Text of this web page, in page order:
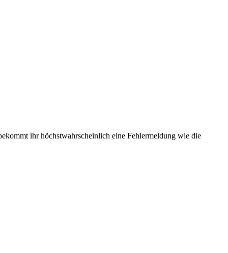
ihr höchstwahrscheinlich eine Fehlermeldung wie die